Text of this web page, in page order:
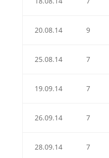
20.08.14 9
25.08.14 7
19.09.14 7
26.09.14 7
28.09.14 7